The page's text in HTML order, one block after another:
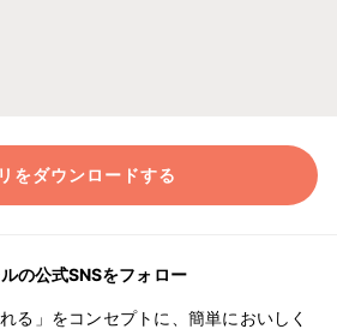
をダウンロードする
の公式SNSをフォロー
る」をコンセプトに、簡単においしく